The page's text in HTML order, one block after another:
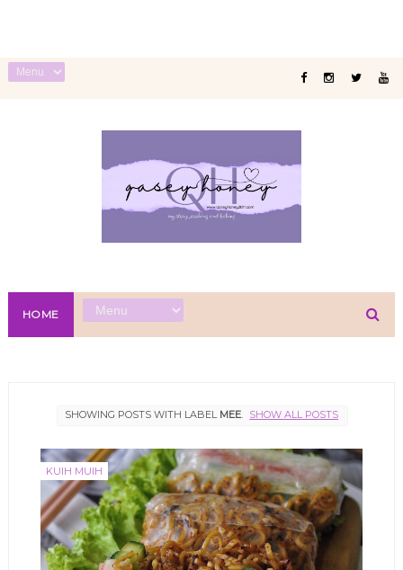
HOME
SHOWING POSTS WITH LABEL MEE. SHOW ALL POSTS
KUIH MUIH